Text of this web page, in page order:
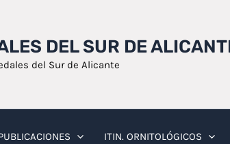
DEL SUR DE
del Sur de Alicante
ITIN. ORNITOLÓGICOS